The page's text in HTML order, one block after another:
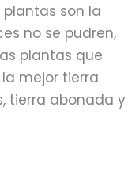
plantas son la
no se pudren,
plantas que
mejor tierra
tierra abonada y